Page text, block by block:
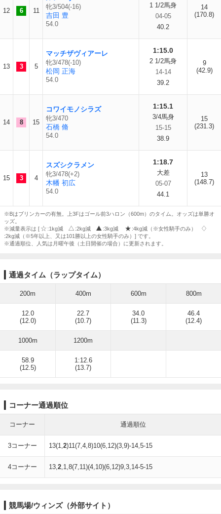
12 6 11
牝3/504(-16)
吉田 豊
54.0
1 1/2馬身
04-05
40.2
14
(170.8)
13 3 5
マッチザヴィアーレ
牝3/478(-10)
松岡 正海
54.0
1:15.0
2 1/2馬身
14-14
39.2
9
(42.9)
14 8 15
コワイモノシラズ
牝3/470
石橋 脩
54.0
1:15.1
3/4馬身
15-15
38.9
15
(231.3)
15 3 4
スズシクラメン
牝3/478(+2)
木幡 初広
54.0
1:18.7
大差
05-07
44.1
13
(148.7)
※Bはブリンカーの有無。上3Fはゴール前3ハロン（600m）のタイム。オッズは単勝オ
ッズ。
※減量表示は [
:1kg減 :2kg減 :3kg減
:4kg減（※女性騎手のみ）
:2kg減（※5年以上、又は101勝以上の女性騎手のみ）] です。
※通過順位、人気は月曜午後（土日開催の場合）に更新されます。
通過タイム（ラップタイム）
200m 400m 600m 800m
12.0
(12.0)
22.7
(10.7)
34.0
(11.3)
46.4
(12.4)
1000m 1200m
58.9
(12.5)
1:12.6
(13.7)
コーナー通過順位
コーナー 通過順位
3コーナー 13(1,2)11(7,4,8)10(6,12)(3,9)-14,5-15
4コーナー 13,2,1,8(7,11)(4,10)(6,12)9,3,14-5-15
競馬場/ウィンズ（外部サイト）